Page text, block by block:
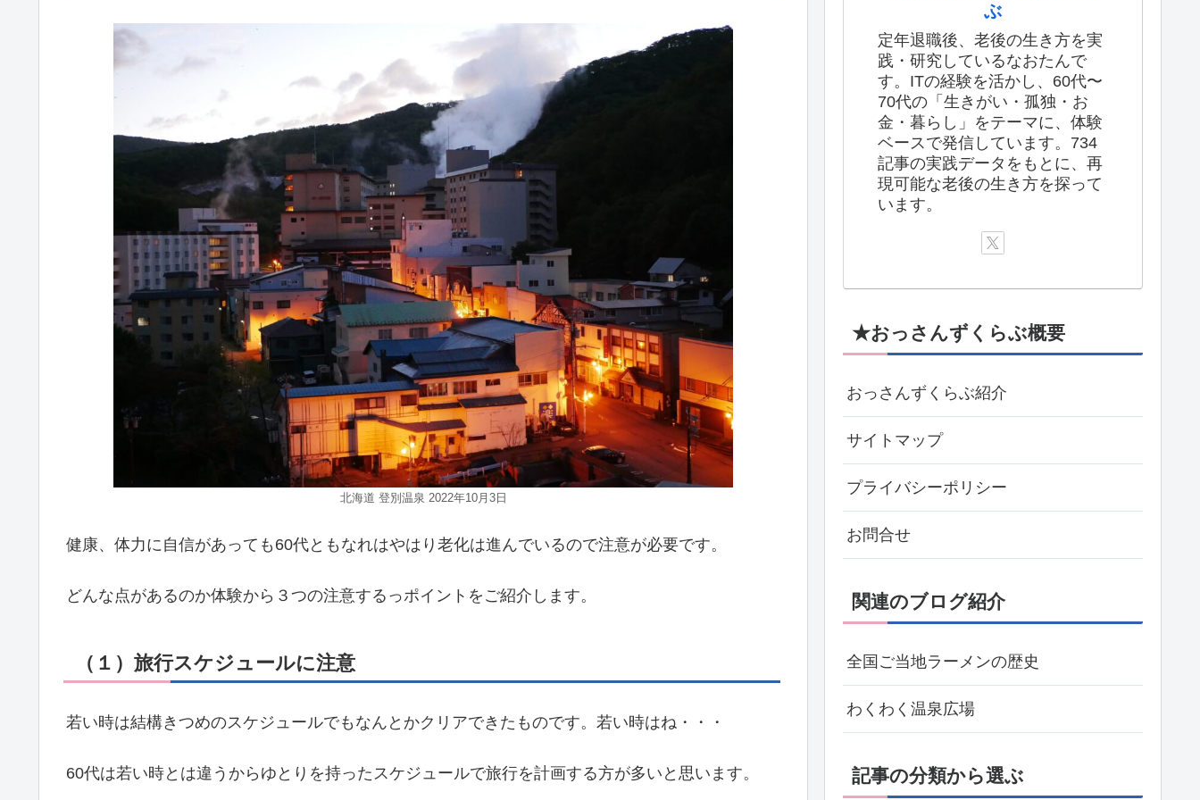
北海道 登別温泉 2022年10月3日
健康、体力に自信があっても60代ともなれはやはり老化は進んでいるので注意が必要です。
どんな点があるのか体験から３つの注意するっポイントをご紹介します。
（１）旅行スケジュールに注意
若い時は結構きつめのスケジュールでもなんとかクリアできたものです。若い時はね・・・
60代は若い時とは違うからゆとりを持ったスケジュールで旅行を計画する方が多いと思います。
ぶ
定年退職後、老後の生き方を実
践・研究しているなおたんで
す。ITの経験を活かし、60代〜
70代の「生きがい・孤独・お
金・暮らし」をテーマに、体験
ベースで発信しています。734
記事の実践データをもとに、再
現可能な老後の生き方を探って
います。
★おっさんずくらぶ概要
おっさんずくらぶ紹介
サイトマップ
プライバシーポリシー
お問合せ
関連のブログ紹介
全国ご当地ラーメンの歴史
わくわく温泉広場
記事の分類から選ぶ